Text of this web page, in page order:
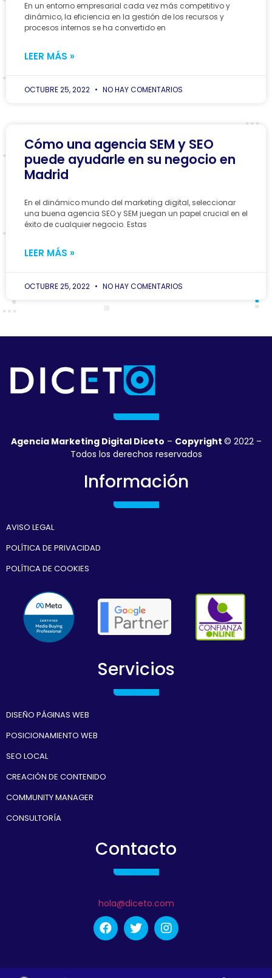
En un entorno empresarial cada vez más competitivo y
dinámico, la eficiencia en la gestión de los recursos y
procesos internos se ha convertido en
LEER MÁS »
OCTUBRE 25, 2022 NO HAY COMENTARIOS
Cómo una agencia SEM y SEO
puede ayudarle en su negocio en
Madrid
En el dinámico mundo del marketing digital, seleccionar
una buena agencia SEO y SEM juegan un papel crucial en el
éxito de cualquier negocio. Estas
LEER MÁS »
OCTUBRE 25, 2022 NO HAY COMENTARIOS
Agencia Marketing Digital Diceto – Copyright © 2022 –
Todos los derechos reservados
Información
AVISO LEGAL
POLÍTICA DE PRIVACIDAD
POLÍTICA DE COOKIES
Servicios
DISEÑO PÁGINAS WEB
POSICIONAMIENTO WEB
SEO LOCAL
CREACIÓN DE CONTENIDO
COMMUNITY MANAGER
CONSULTORÍA
Contacto
hola@diceto.com